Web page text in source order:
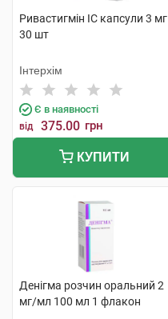
Ривастигмін ІС капсули 3 мг
30 шт
Інтерхім
Є в наявності
від 375.00 грн
КУПИТИ
Денігма розчин оральний 2
мг/мл 100 мл 1 флакон